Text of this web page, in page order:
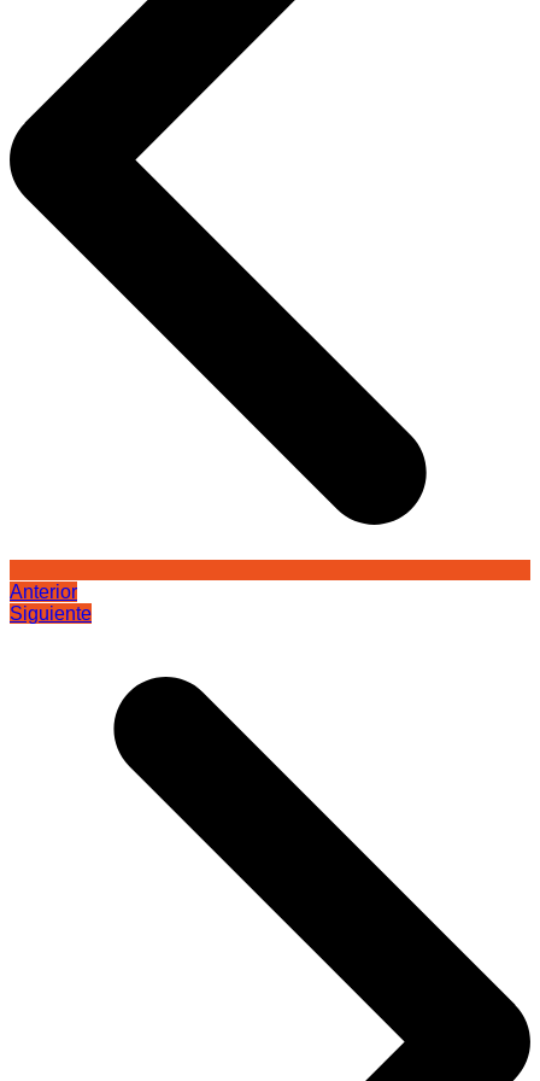
Anterior
Siguiente